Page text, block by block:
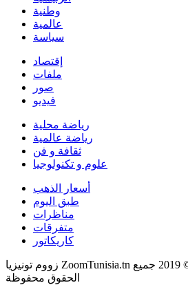
وطنية
عالمية
سياسة
إقتصاد
ملفات
صور
فيديو
رياضة محلية
رياضة عالمية
ثقافة و فن
علوم و تكنولوجيا
أسعار الذهب
طبق اليوم
مناظرات
متفرقات
كاريكاتور
زووم تونيزيا ZoomTunisia.tn جريدة إلكترونية جامعة - © 2019 جميع
الحقوق محفوظة